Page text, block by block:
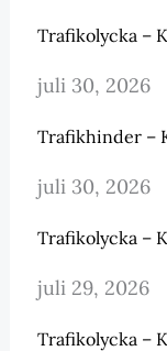
Trafikolycka –
juli 30, 2026
Trafikhinder –
juli 30, 2026
Trafikolycka –
juli 29, 2026
Trafikolycka –